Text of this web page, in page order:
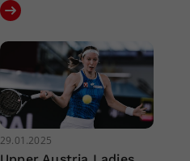
29.01.2025